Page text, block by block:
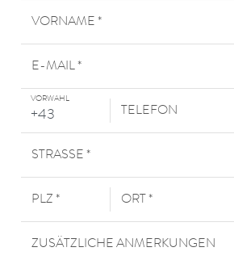
VORNAME *
E-MAIL *
VORWAHL
TELEFON
STRASSE *
PLZ * ORT *
ZUSÄTZLICHE ANMERKUNGEN